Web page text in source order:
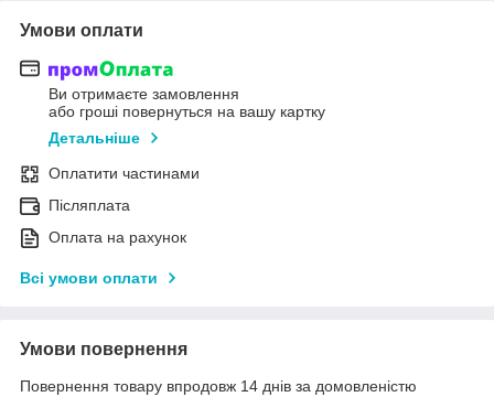
Умови оплати
Ви отримаєте замовлення
або гроші повернуться на вашу картку
Детальніше
Оплатити частинами
Післяплата
Оплата на рахунок
Всі умови оплати
Умови повернення
Повернення товару впродовж 14 днів за домовленістю